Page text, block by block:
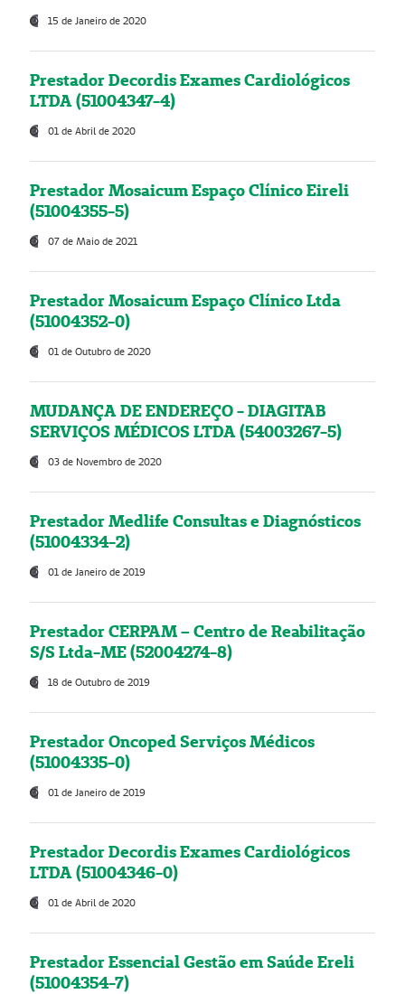
15 de Janeiro de 2020
Prestador Decordis Exames Cardiológicos
LTDA (51004347-4)
01 de Abril de 2020
Prestador Mosaicum Espaço Clínico Eireli
(51004355-5)
07 de Maio de 2021
Prestador Mosaicum Espaço Clínico Ltda
(51004352-0)
01 de Outubro de 2020
MUDANÇA DE ENDEREÇO - DIAGITAB
SERVIÇOS MÉDICOS LTDA (54003267-5)
03 de Novembro de 2020
Prestador Medlife Consultas e Diagnósticos
(51004334-2)
01 de Janeiro de 2019
Prestador CERPAM – Centro de Reabilitação
S/S Ltda-ME (52004274-8)
18 de Outubro de 2019
Prestador Oncoped Serviços Médicos
(51004335-0)
01 de Janeiro de 2019
Prestador Decordis Exames Cardiológicos
LTDA (51004346-0)
01 de Abril de 2020
Prestador Essencial Gestão em Saúde Ereli
(51004354-7)